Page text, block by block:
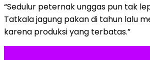
“Sedulur peternak unggas pun tak
Tatkala jagung pakan di tahun lalu
karena produksi yang terbatas.”